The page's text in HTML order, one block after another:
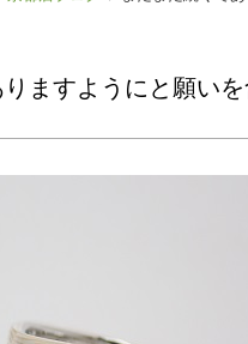
ますようにと願い